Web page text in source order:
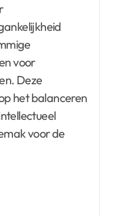
voor
Deze
het balanceren
voor de